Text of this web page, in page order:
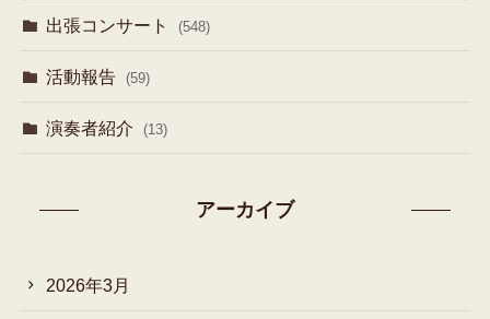
出張コンサート (548)
活動報告 (59)
演奏者紹介 (13)
アーカイブ
2026年3月